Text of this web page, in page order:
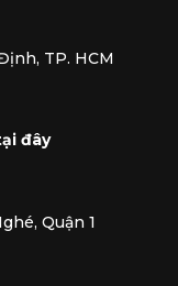
TP. HCM
đây
Quận 1